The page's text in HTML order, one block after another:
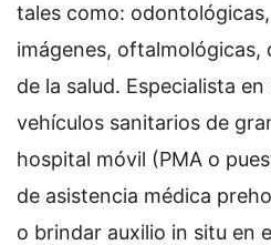
tales como:
imágenes, oftalmológicas,
de la salud. Especialista
vehículos sanitarios de
hospital móvil (PMA o
de asistencia médica
o brindar auxilio in situ en